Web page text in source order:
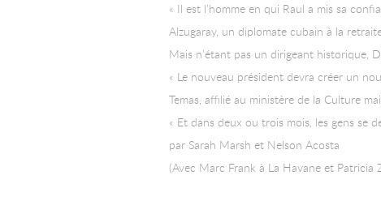
« Il est l’homme en qui Raul a mis sa
Alzugaray, un diplomate cubain à la
Mais n’étant pas un dirigeant historique,
« Le nouveau président devra créer un
Temas, affilié au ministère de la Culture
« Et dans deux ou trois mois, les gens se
par Sarah Marsh et Nelson Acosta
(Avec Marc Frank à La Havane et